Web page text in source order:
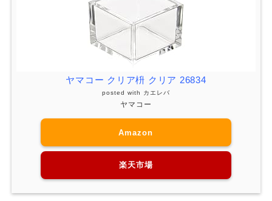
ヤマコー クリア枡 クリア 26834
posted with カエレバ
ヤマコー
Amazon
楽天市場